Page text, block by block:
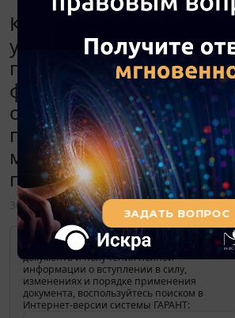
Комиссия какого
учреждения должна
подписи на второй
формы 0504101 -
отправителя или
получателя (имущество
между организациями
государственного
30 августа 2018
Для просмотра актуального текста
документа и получения полной
информации о вступлении в силу,
изменениях и порядке применения
документа, воспользуйтесь поиском в
Интернет-версии системы ГАРАНТ: